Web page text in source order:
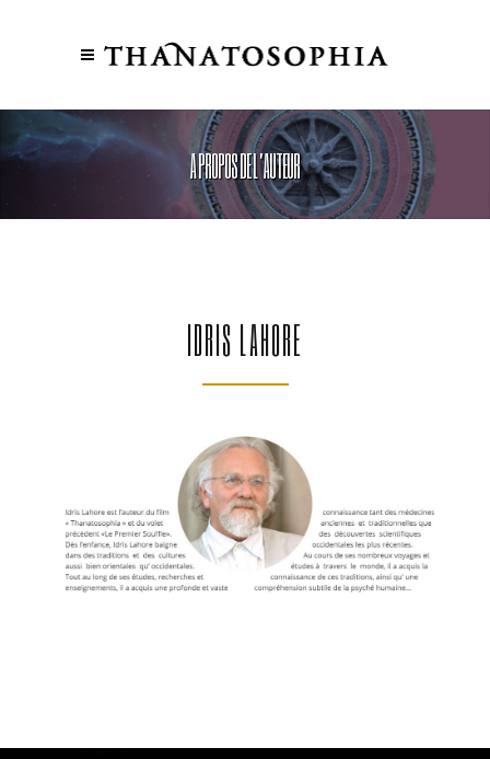
A PROPOS DE L’AUTEUR
IDRIS LAHORE